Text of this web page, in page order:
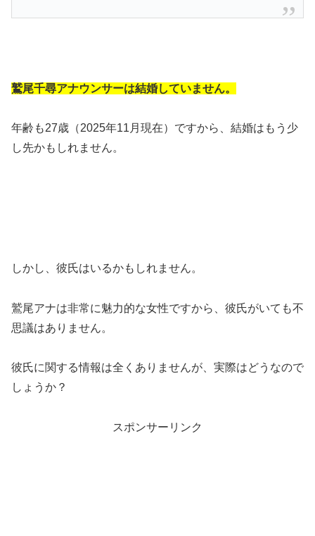
鷲尾千尋アナウンサーは結婚していません。
年齢も27歳（2025年11月現在）ですから、結婚はもう少
し先かもしれません。
しかし、彼氏はいるかもしれません。
鷲尾アナは非常に魅力的な女性ですから、彼氏がいても不
思議はありません。
彼氏に関する情報は全くありませんが、実際はどうなので
しょうか？
スポンサーリンク